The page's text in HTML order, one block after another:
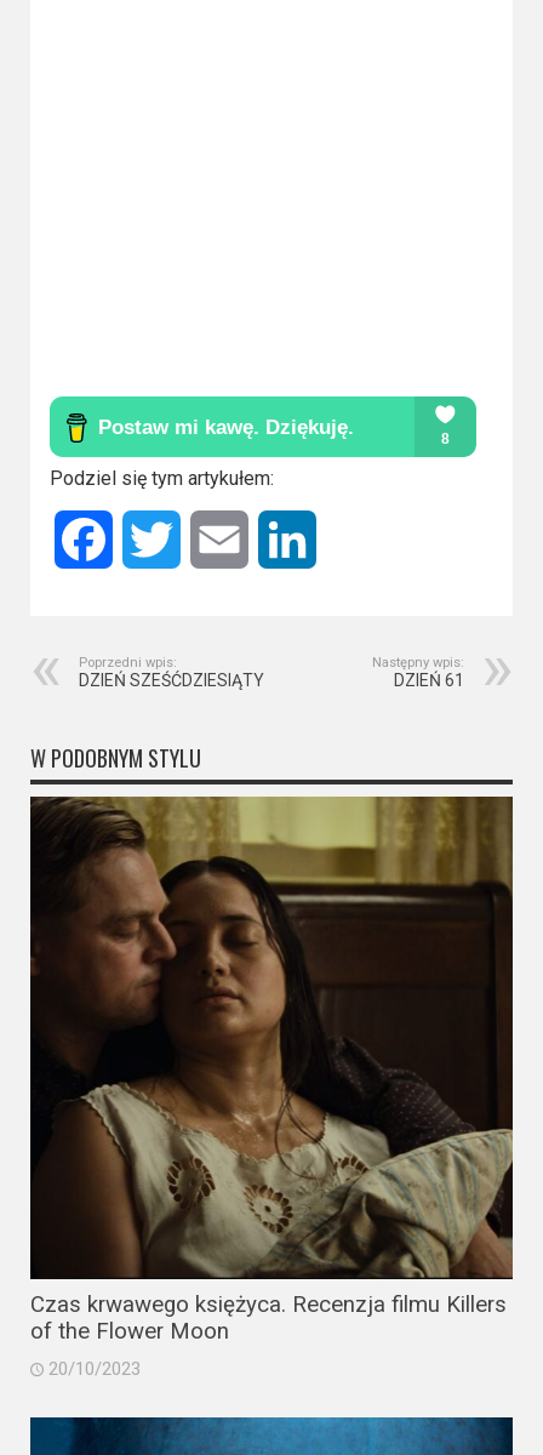
2022
2021
2020
2018
2017
2015
2014
Podziel się tym artykułem:
Facebook Twitter Email
Poprzedni wpis:
DZIEŃ SZEŚĆDZIESIĄTY
Następny wpis:
DZIEŃ 61
W PODOBNYM STYLU
Czas krwawego księżyca. Recenzja filmu Killers
of the Flower Moon
20/10/2023